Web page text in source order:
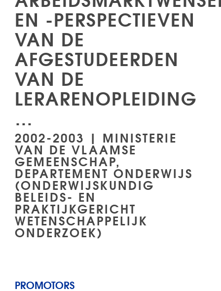
EN -PERSPECTIEVEN
VAN DE
AFGESTUDEERDEN
VAN DE
LERARENOPLEIDING
…
2002-2003 | MINISTERIE
VAN DE VLAAMSE
GEMEENSCHAP,
DEPARTEMENT ONDERWIJS
(ONDERWIJSKUNDIG
BELEIDS- EN
PRAKTIJKGERICHT
WETENSCHAPPELIJK
ONDERZOEK)
PROMOTORS